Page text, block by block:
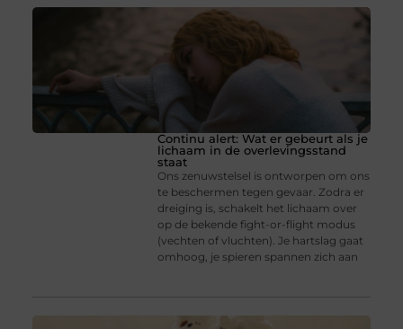
Continu alert: Wat er gebeurt als je
lichaam in de overlevingsstand
staat
Ons zenuwstelsel is ontworpen om ons
te beschermen tegen gevaar. Zodra er
dreiging is, schakelt het lichaam over
op de bekende fight-or-flight modus
(vechten of vluchten). Je hartslag gaat
omhoog, je spieren spannen zich aan